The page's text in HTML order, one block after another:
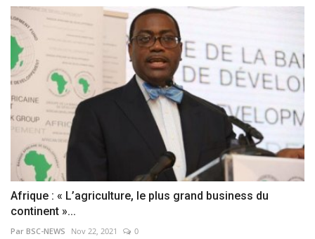
Afrique : « L’agriculture, le plus grand business du
continent »...
Par BSC-NEWS Nov 22, 2021 0